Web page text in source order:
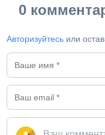
0
Авторизуйтесь или